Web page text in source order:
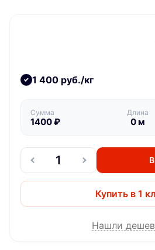
1 400 руб./кг
Сумма
1400₽
Длина
0м
Купить в 1
Нашли